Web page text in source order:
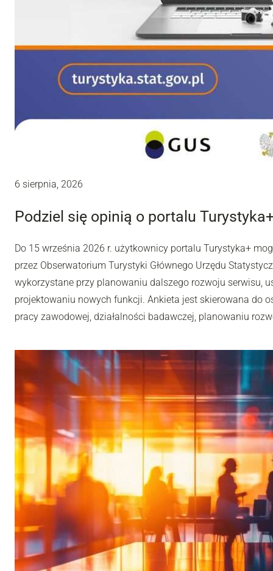
6 sierpnia, 2026
Podziel się opinią o portalu
Do 15 września 2026 r. użytkownicy portalu Turystyka+
przez Obserwatorium Turystyki Głównego Urzędu
wykorzystane przy planowaniu dalszego rozwoju serwisu,
projektowaniu nowych funkcji. Ankieta jest skierowana do
pracy zawodowej, działalności badawczej, planowaniu